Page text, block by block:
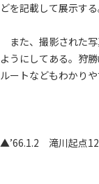
どを記載して展示する
また、撮影された
ようにしてある。狩
ルートなどもわかりや
▲’66.1.2 滝川起点